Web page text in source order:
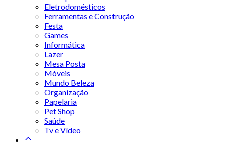
Eletrodomésticos
Ferramentas e Construção
Festa
Games
Informática
Lazer
Mesa Posta
Móveis
Mundo Beleza
Organização
Papelaria
Pet Shop
Saúde
Tv e Vídeo